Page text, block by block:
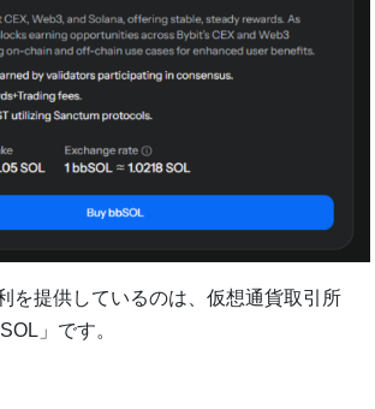
を提供しているのは、仮想通貨取引所
」です。